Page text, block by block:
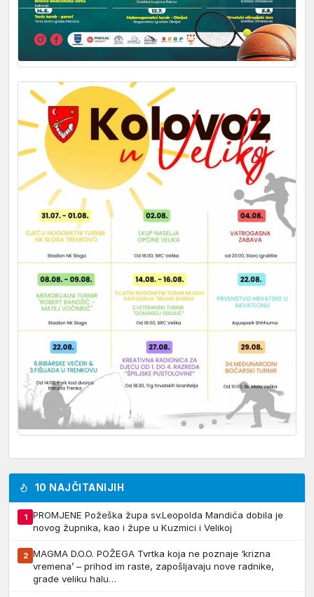
10 NAJČITANIJIH
1
PROMJENE Požeška župa sv.Leopolda Mandića dobila je
novog župnika, kao i župe u Kuzmici i Velikoj
2 MAGMA D.O.O. POŽEGA Tvrtka koja ne poznaje ‘krizna
vremena’ – prihod im raste, zapošljavaju nove radnike,
grade veliku halu…